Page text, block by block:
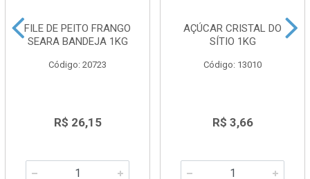
FILE DE PEITO FRANGO
SEARA BANDEJA 1KG
Código: 20723
R$ 26,15
AÇÚCAR CRISTAL DO
SÍTIO 1KG
Código: 13010
R$ 3,66